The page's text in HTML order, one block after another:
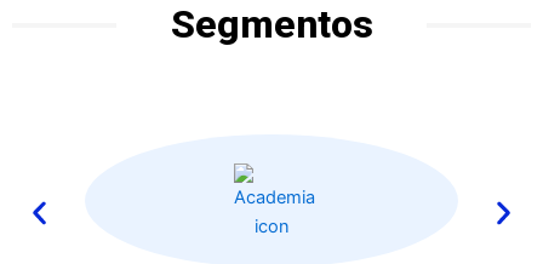
Segmentos